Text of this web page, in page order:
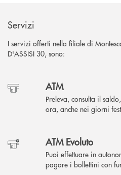
Servizi
I servizi offerti nella filiale di
D'ASSISI 30, sono:
ATM
Preleva, consulta il
ora, anche nei giorni
ATM Evoluto
Puoi effettuare in
pagare i bollettini con